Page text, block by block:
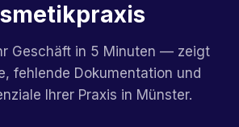
Geschäft in 5 Minuten — zeigt
fehlende Dokumentation und
Ihrer Praxis in Münster.